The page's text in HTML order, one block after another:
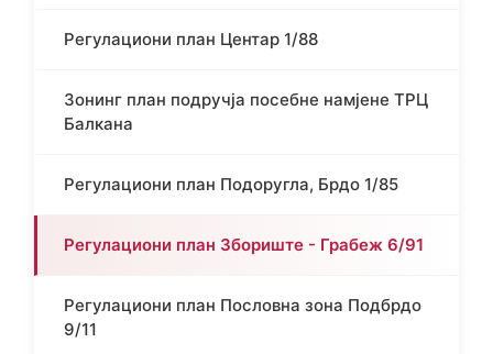
Регулациони план Центар 1/88
Зонинг план подручја посебне намјене ТРЦ
Балкана
Регулациони план Подоругла, Брдо 1/85
Регулациони план Збориште - Грабеж 6/91
Регулациони план Пословна зона Подбрдо
9/11